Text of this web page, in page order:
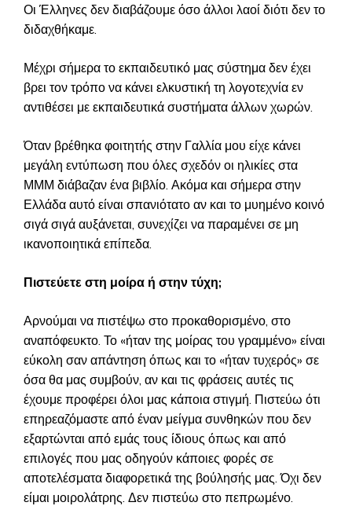
Οι Έλληνες δεν διαβάζουμε όσο άλλοι λαοί διότι δεν το
διδαχθήκαμε.
Μέχρι σήμερα το εκπαιδευτικό μας σύστημα δεν έχει
βρει τον τρόπο να κάνει ελκυστική τη λογοτεχνία εν
αντιθέσει με εκπαιδευτικά συστήματα άλλων χωρών.
Όταν βρέθηκα φοιτητής στην Γαλλία μου είχε κάνει
μεγάλη εντύπωση που όλες σχεδόν οι ηλικίες στα
ΜΜΜ διάβαζαν ένα βιβλίο. Ακόμα και σήμερα στην
Ελλάδα αυτό είναι σπανιότατο αν και το μυημένο κοινό
σιγά σιγά αυξάνεται, συνεχίζει να παραμένει σε μη
ικανοποιητικά επίπεδα.
Πιστεύετε στη μοίρα ή στην τύχη;
Αρνούμαι να πιστέψω στο προκαθορισμένο, στο
αναπόφευκτο. Το «ήταν της μοίρας του γραμμένο» είναι
εύκολη σαν απάντηση όπως και το «ήταν τυχερός» σε
όσα θα μας συμβούν, αν και τις φράσεις αυτές τις
έχουμε προφέρει όλοι μας κάποια στιγμή. Πιστεύω ότι
επηρεαζόμαστε από έναν μείγμα συνθηκών που δεν
εξαρτώνται από εμάς τους ίδιους όπως και από
επιλογές που μας οδηγούν κάποιες φορές σε
αποτελέσματα διαφορετικά της βούλησής μας. Όχι δεν
είμαι μοιρολάτρης. Δεν πιστεύω στο πεπρωμένο.